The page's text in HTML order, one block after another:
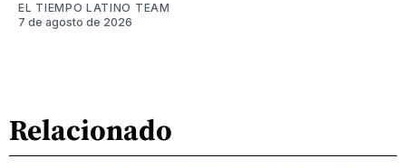
EL TIEMPO LATINO TEAM
7 de agosto de 2026
Relacionado